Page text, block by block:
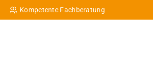
Kompetente Fachberatung